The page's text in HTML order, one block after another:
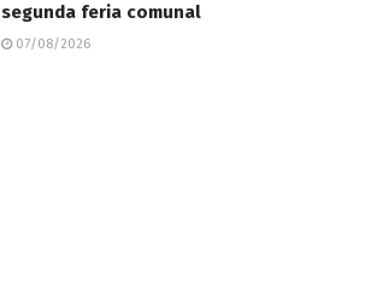
segunda feria comunal
07/08/2026